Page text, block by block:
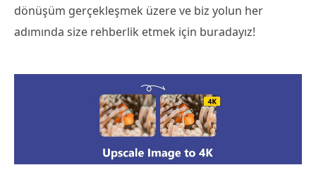
dönüşüm gerçekleşmek üzere ve biz yolun her
adımında size rehberlik etmek için buradayız!